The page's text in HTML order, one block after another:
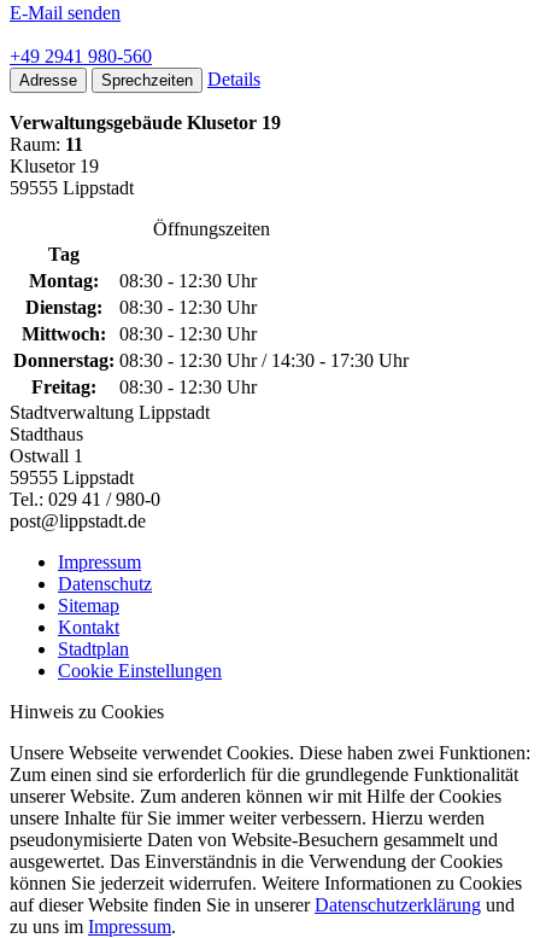
E-Mail senden
+49 2941 980-560
Adresse Sprechzeiten Details
Verwaltungsgebäude Klusetor 19
Raum: 11
Klusetor 19
59555 Lippstadt
Öffnungszeiten
Tag
Montag:
08:30 - 12:30 Uhr
Dienstag:
08:30 - 12:30 Uhr
Mittwoch:
08:30 - 12:30 Uhr
Donnerstag: 08:30 - 12:30 Uhr / 14:30 - 17:30 Uhr
Freitag:
08:30 - 12:30 Uhr
Stadtverwaltung Lippstadt
Stadthaus
Ostwall 1
59555 Lippstadt
Tel.: 029 41 / 980-0
post@lippstadt.de
Impressum
Datenschutz
Sitemap
Kontakt
Stadtplan
Cookie Einstellungen
Hinweis zu Cookies
Unsere Webseite verwendet Cookies. Diese haben zwei Funktionen:
Zum einen sind sie erforderlich für die grundlegende Funktionalität
unserer Website. Zum anderen können wir mit Hilfe der Cookies
unsere Inhalte für Sie immer weiter verbessern. Hierzu werden
pseudonymisierte Daten von Website-Besuchern gesammelt und
ausgewertet. Das Einverständnis in die Verwendung der Cookies
können Sie jederzeit widerrufen. Weitere Informationen zu Cookies
auf dieser Website finden Sie in unsererDatenschutzerklärung und
zu uns im Impressum.